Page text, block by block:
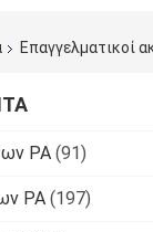
Επαγγελματικοί
PA (91)
PA (197)